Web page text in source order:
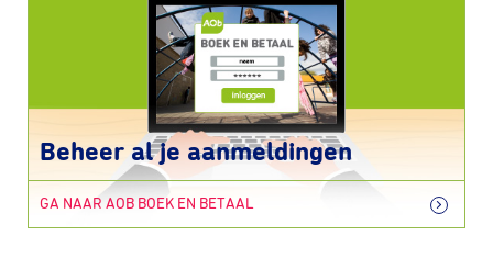
Beheer al je aanmeldingen
GA NAAR AOB BOEK EN BETAAL